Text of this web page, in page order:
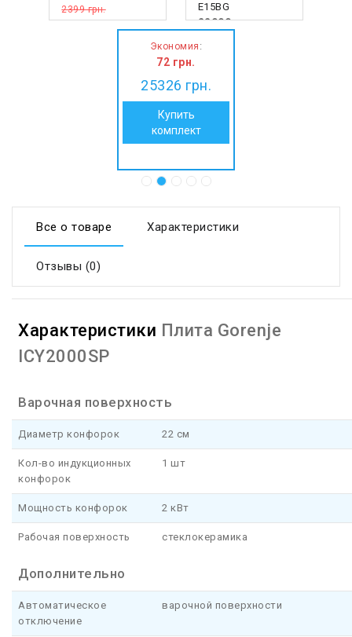
2399 грн.
E15BG
22999грн.
Экономия :
72 грн.
25326 грн.
Купить
комплект
Все о товаре Характеристики
Отзывы (0)
Характеристики Плита Gorenje
ICY2000SP
Варочная поверхность
Диаметр конфорок 22 см
Кол-во индукционных
конфорок
1 шт
Мощность конфорок 2 кВт
Рабочая поверхность стеклокерамика
Дополнительно
Автоматическое
отключение
варочной поверхности